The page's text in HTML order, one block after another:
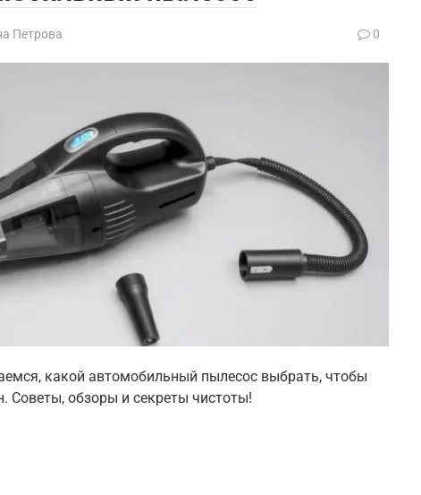
Петрова 0
какой автомобильный пылесос выбрать, чтобы
Советы, обзоры и секреты чистоты!